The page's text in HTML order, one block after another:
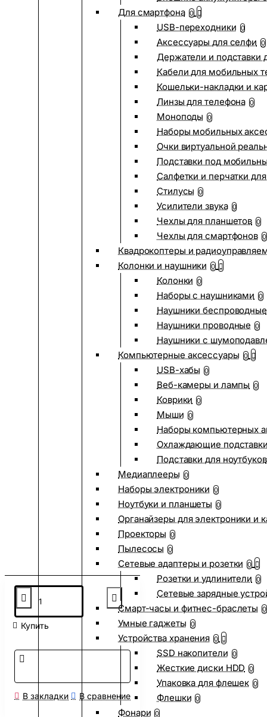
Для смартфона 0
USB-переходники 0
Аксессуары для селфи 0
Держатели и подставки
Кабели для мобильных
Кошельки-накладки и
Линзы для телефона 0
Моноподы 0
Наборы мобильных
Очки виртуальной
Подставки под
Салфетки и перчатки
Стилусы 0
Усилители звука 0
Чехлы для планшетов 0
Чехлы для смартфонов 0
Квадрокоптеры и
Колонки и наушники 0
Колонки 0
Наборы с наушниками 0
Наушники беспроводные
Наушники проводные 0
Наушники с
Компьютерные аксессуары 0
USB-хабы 0
Веб-камеры и лампы 0
Коврики 0
Мыши 0
Наборы компьютерных
Охлаждающие
Подставки для ноутбуков
Медиаплееры 0
Наборы электроники 0
Ноутбуки и планшеты 0
Органайзеры для электроники и
Проекторы 0
Пылесосы 0
Сетевые адаптеры и розетки 0
Розетки и удлинители 0
Сетевые зарядные
Смарт-часы и фитнес-браслеты 0
Умные гаджеты 0
Устройства хранения 0
SSD накопители 0
Жесткие диски HDD 0
Упаковка для флешек 0
Флешки 0
Фонари 0
Купить
В закладки В сравнение